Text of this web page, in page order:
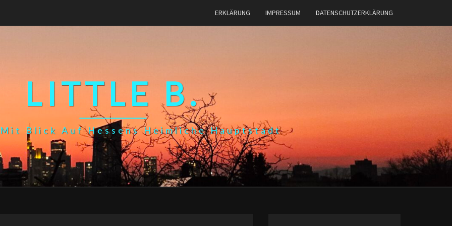
ERKLÄRUNG IMPRESSUM DATENSCHUTZERKLÄRUNG
LITTLE B.
Blick Auf Hessens Heimliche Hauptstadt